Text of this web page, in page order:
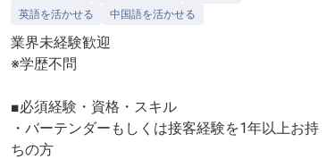
英語を活かせる
中国語を活かせる
業界未経験歓迎
※学歴不問
■必須経験・資格・スキル
・バーテンダーもしくは接客経験を1年以上お持
ちの方